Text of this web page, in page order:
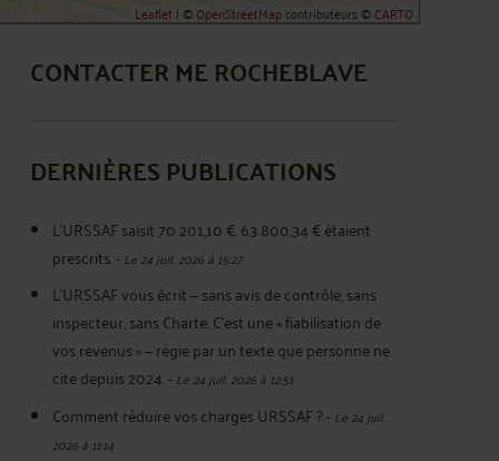
Leaflet | ©OpenStreetMapcontributeurs ©CARTO
CONTACTER ME ROCHEBLAVE
DERNIÈRES PUBLICATIONS
L'URSSAF saisit 70 201,10 €. 63 800,34 € étaient
prescrits.-Le 24 juil. 2026 à 15:27
L'URSSAF vous écrit — sans avis de contrôle, sans
inspecteur, sans Charte. C'est une « fiabilisation de
vos revenus » — régie par un texte que personne ne
cite depuis 2024.-Le 24 juil. 2026 à 12:51
Comment réduire vos charges URSSAF ?-Le 24 juil.
2026 à 11:14